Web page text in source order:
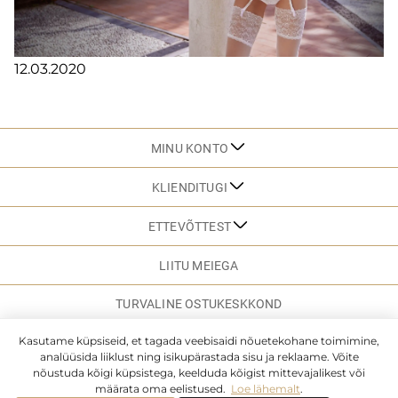
12.03.2020
MINU KONTO
KLIENDITUGI
ETTEVÕTTEST
LIITU MEIEGA
TURVALINE OSTUKESKKOND
SAIDI KAART
Kasutame küpsiseid, et tagada veebisaidi nõuetekohane toimimine,
analüüsida liiklust ning isikupärastada sisu ja reklaame. Võite
nõustuda kõigi küpsistega, keelduda kõigist mittevajalikest või
määrata oma eelistused. Loe lähemalt.